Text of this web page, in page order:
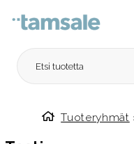
Etusivulle
Tuoteryhmät